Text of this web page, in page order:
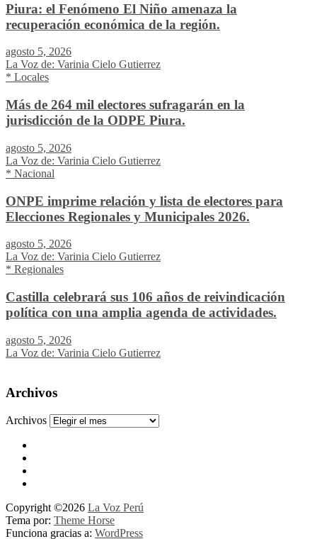
Piura: el Fenómeno El Niño amenaza la
recuperación económica de la región.
agosto 5, 2026
La Voz de: Varinia Cielo Gutierrez
* Locales
Más de 264 mil electores sufragarán en la
jurisdicción de la ODPE Piura.
agosto 5, 2026
La Voz de: Varinia Cielo Gutierrez
* Nacional
ONPE imprime relación y lista de electores para
Elecciones Regionales y Municipales 2026.
agosto 5, 2026
La Voz de: Varinia Cielo Gutierrez
* Regionales
Castilla celebrará sus 106 años de reivindicación
política con una amplia agenda de actividades.
agosto 5, 2026
La Voz de: Varinia Cielo Gutierrez
Archivos
Archivos
Copyright ©2026 La Voz Perú
Tema por: Theme Horse
Funciona gracias a: WordPress